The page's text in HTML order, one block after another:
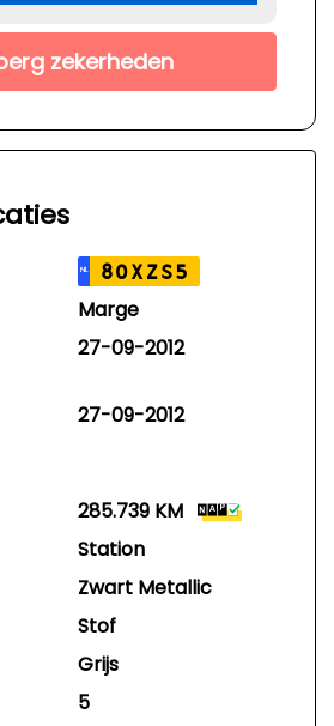
zekerheden
NL 80XZS5
Marge
27-09-2012
27-09-2012
285.739 KM
Station
Zwart Metallic
Stof
Grijs
5